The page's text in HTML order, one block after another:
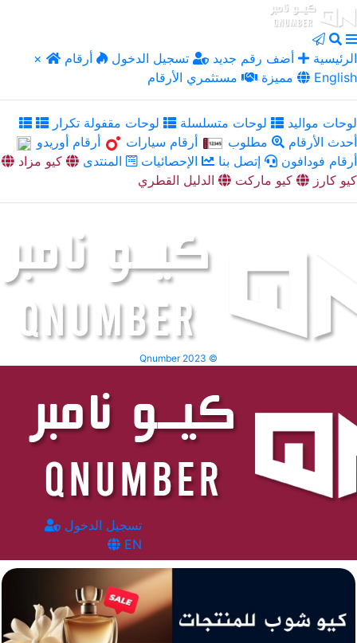
× الرئيسية أضف رقم جديد تسجيل الدخول
أرقام
مميزة
مستثمري الأرقام English
لوحات مواليد لوحات متسلسلة
لوحات مقفولة تكرار
أحدث الأرقام
مطلوب أرقام سيارات
أرقام أوريدو
أرقام فودافون
إتصل بنا الإحصائيات المنتدى
كيو مزاد
كيو كارز
كيو ماركت الدليل القطري
Qnumber 2023 ©
تسجيل الدخول
EN